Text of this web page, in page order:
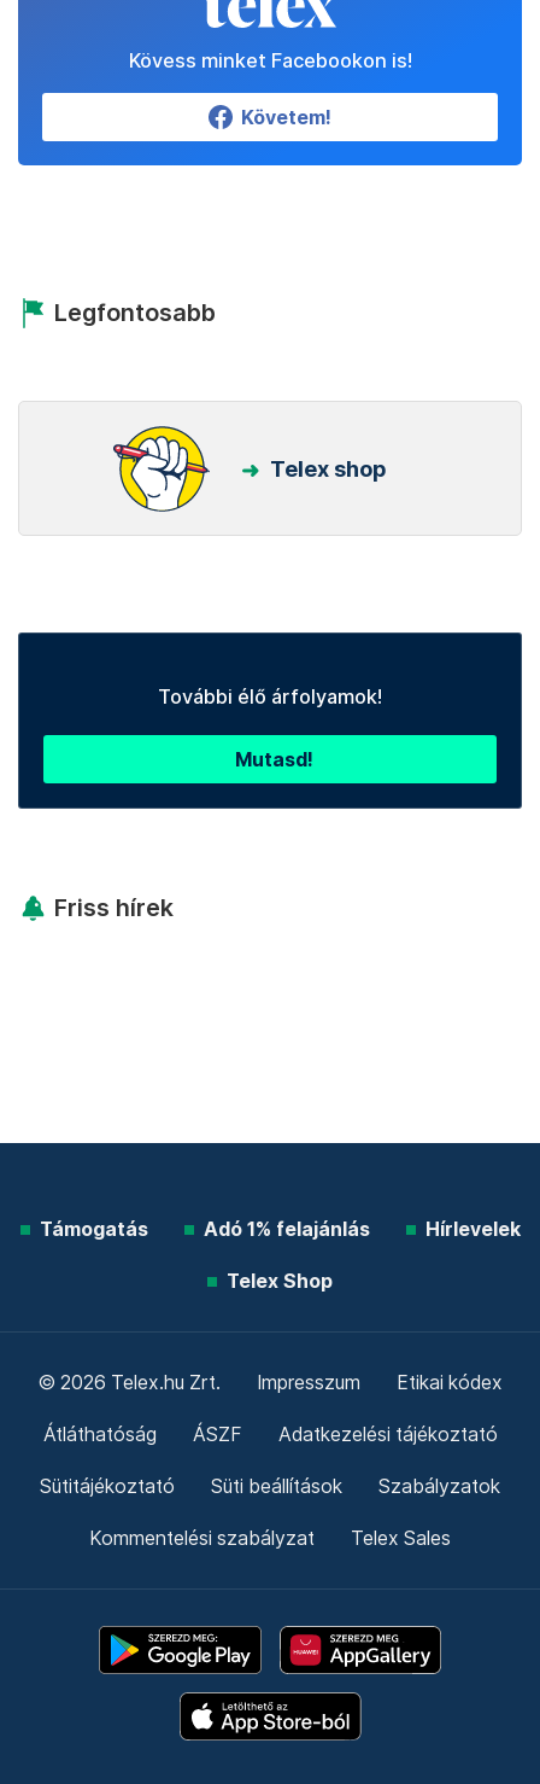
Kövess minket Facebookon is!
Követem!
Legfontosabb
Telex shop
További élő árfolyamok!
Mutasd!
Friss hírek
Támogatás Adó 1% felajánlás Hírlevelek
Telex Shop
© 2026 Telex.hu Zrt. Impresszum Etikai kódex
Átláthatóság ÁSZF Adatkezelési tájékoztató
Sütitájékoztató Süti beállítások Szabályzatok
Kommentelési szabályzat Telex Sales